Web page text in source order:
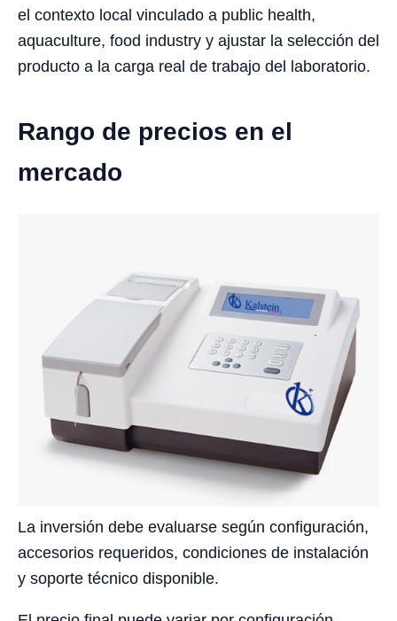
el contexto local vinculado a public health,
aquaculture, food industry y ajustar la selección del
producto a la carga real de trabajo del laboratorio.
Rango de precios en el
mercado
La inversión debe evaluarse según configuración,
accesorios requeridos, condiciones de instalación
y soporte técnico disponible.